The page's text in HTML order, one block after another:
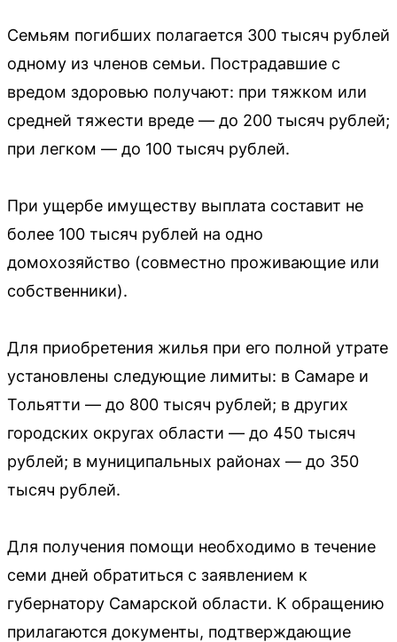
Семьям погибших полагается 300 тысяч рублей
одному из членов семьи. Пострадавшие с
вредом здоровью получают: при тяжком или
средней тяжести вреде — до 200 тысяч рублей;
при легком — до 100 тысяч рублей.
При ущербе имуществу выплата составит не
более 100 тысяч рублей на одно
домохозяйство (совместно проживающие или
собственники).
Для приобретения жилья при его полной утрате
установлены следующие лимиты: в Самаре и
Тольятти — до 800 тысяч рублей; в других
городских округах области — до 450 тысяч
рублей; в муниципальных районах — до 350
тысяч рублей.
Для получения помощи необходимо в течение
семи дней обратиться с заявлением к
губернатору Самарской области. К обращению
прилагаются документы, подтверждающие